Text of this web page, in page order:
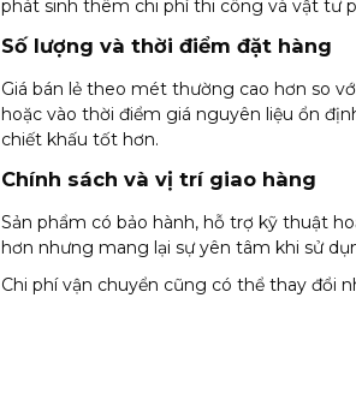
phát sinh thêm chi phí thi công và vật tư
Số lượng và thời điểm đặt hàng
Giá bán lẻ theo mét thường cao hơn so
hoặc vào thời điểm giá nguyên liệu ổn
chiết khấu tốt hơn.
Chính sách và vị trí giao hàng
Sản phẩm có bảo hành, hỗ trợ kỹ thuật
hơn nhưng mang lại sự yên tâm khi sử
Chi phí vận chuyển cũng có thể thay đổi